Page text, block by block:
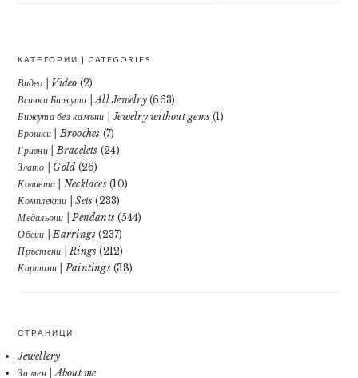
КАТЕГОРИИ | CATEGORIES
Видео | Video (2)
Всички Бижута | All Jewelry(663)
Бижута без камъни | Jewelry without gems (1)
Брошки | Brooches (7)
Гривни | Bracelets (24)
Злато | Gold (26)
Колиета | Necklaces(10)
Комплекти | Sets (233)
Медальони | Pendants (544)
Обеци | Earrings (237)
Пръстени | Rings (212)
Картини | Paintings(38)
СТРАНИЦИ
Jewellery
За мен | About me